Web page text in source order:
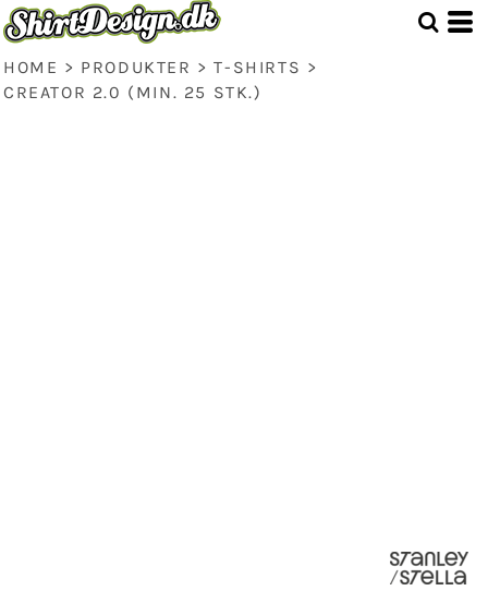
HOME > PRODUKTER > T-SHIRTS >
CREATOR 2.0 (MIN. 25 STK.)